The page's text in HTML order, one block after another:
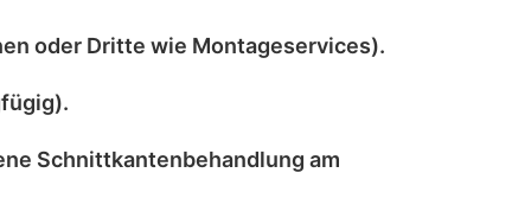
oder Dritte wie Montageservices).
Schnittkantenbehandlung am